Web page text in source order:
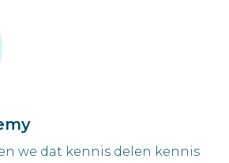
we dat kennis delen kennis